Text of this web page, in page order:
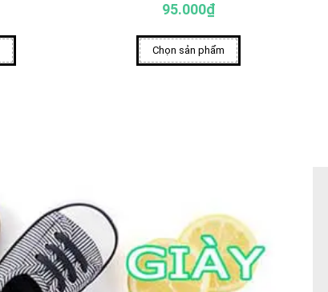
95.000₫
Chọn sản phẩm